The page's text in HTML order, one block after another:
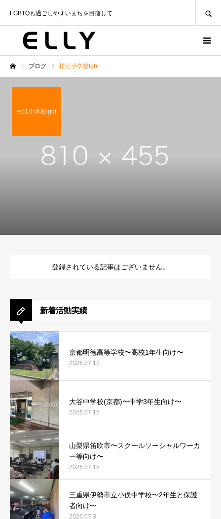
LGBTQも過ごしやすいまちを目指して
ブログ 松江小学校lgbt
松江小学校lgbt
登録されている記事はございません。
新着活動実績
京都明徳高等学校〜高校1年生向け〜
2026.07.17
大谷中学校(京都)〜中学3年生向け〜
2026.07.15
山梨県笛吹市〜スクールソーシャルワーカ
ー等向け〜
2026.07.15
三重県伊勢市立小俣中学校〜2年生と保護
者向け〜
2026.07.3